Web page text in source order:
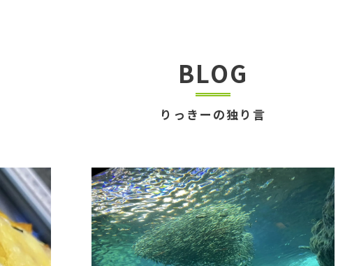
BLOG
りっきーの独り言